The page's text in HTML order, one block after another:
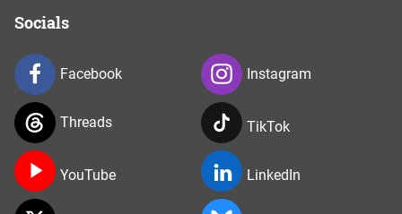
Socials
Facebook Instagram
Threads TikTok
YouTube LinkedIn